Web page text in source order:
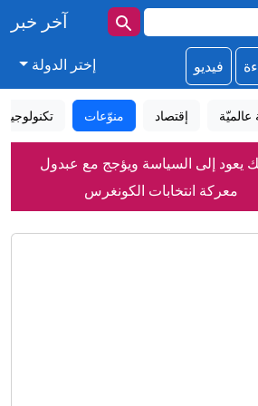
آخر خبر
فيديو إختر الدولة
عالميّة إقتصاد منوّعات تكنولوجيا
يعود إلى السياسة ويؤجج مع عبدول
معركة انتخابات الكونغرس
قاتلكم".. لوحات دعائية بشوارع